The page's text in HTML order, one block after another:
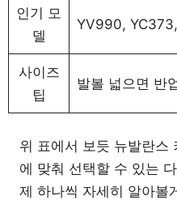
인기 모
델
YV990,
사이즈
팁
발볼 넓으면 반
위 표에서 보듯 뉴발란스
에 맞춰 선택할 수 있는
제 하나씩 자세히 알아볼